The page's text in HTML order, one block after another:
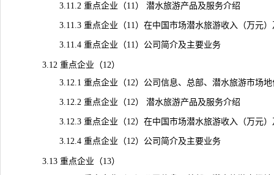
3.11.2 重点企业（11） 潜水旅游产品及服务介绍
3.11.3 重点企业（11）在中国市场潜水旅游收入（万元）
3.11.4 重点企业（11）公司简介及主要业务
3.12 重点企业（12）
3.12.1 重点企业（12）公司信息、总部、潜水旅游市场地
3.12.2 重点企业（12） 潜水旅游产品及服务介绍
3.12.3 重点企业（12）在中国市场潜水旅游收入（万元）
3.12.4 重点企业（12）公司简介及主要业务
3.13 重点企业（13）